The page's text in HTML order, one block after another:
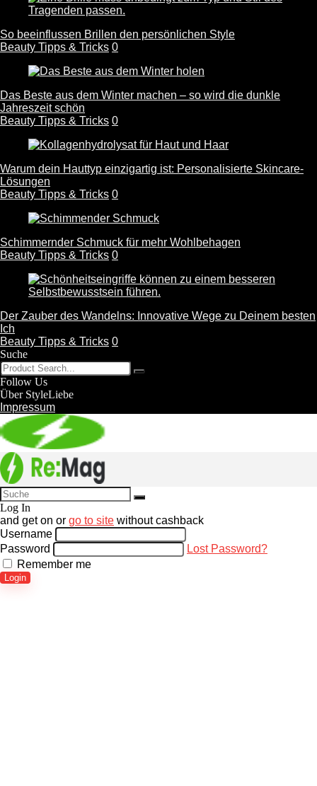
So beeinflussen Brillen den persönlichen Style
Beauty Tipps & Tricks 0
Das Beste aus dem Winter machen – so wird die dunkle
Jahreszeit schön
Beauty Tipps & Tricks 0
Warum dein Hauttyp einzigartig ist: Personalisierte Skincare-
Lösungen
Beauty Tipps & Tricks 0
Schimmernder Schmuck für mehr Wohlbehagen
Beauty Tipps & Tricks 0
Der Zauber des Wandelns: Innovative Wege zu Deinem besten
Ich
Beauty Tipps & Tricks 0
Suche
Follow Us
Über StyleLiebe
Impressum
Log In
and geton or go to site without cashback
Username
Password
Lost Password?
Remember me
Login